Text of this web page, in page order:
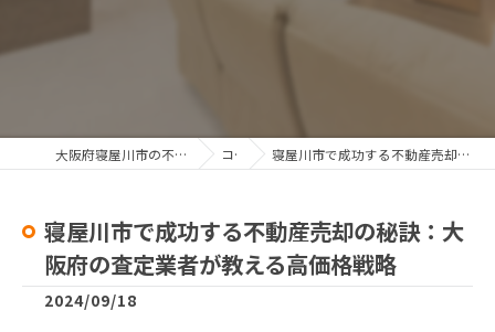
大阪府寝屋川市の不動産売却なら株式会社愛和建設 コラム 寝屋川市で成功する不動産売却の秘訣：大阪府の査定業者が教える高価格戦略
寝屋川市で成功する不動産売却の秘訣：大
阪府の査定業者が教える高価格戦略
2024/09/18